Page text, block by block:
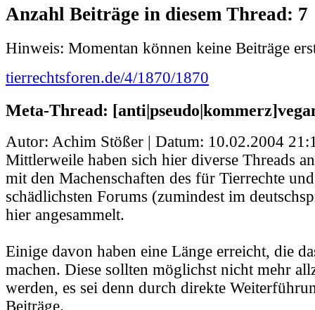
Anzahl Beiträge in diesem Thread: 7
Hinweis: Momentan können keine Beiträge
tierrechtsforen.de/4/1870/1870
Meta-Thread:
Autor: Achim Stößer | Datum: 10.02.2004
Mittlerweile haben sich hier diverse Threads
mit den Machenschaften des für Tierrechte
schädlichsten Forums (zumindest im
hier angesammelt.
Einige davon haben eine Länge erreicht, die
machen. Diese sollten möglichst nicht mehr
werden, es sei denn durch direkte
Beiträge.